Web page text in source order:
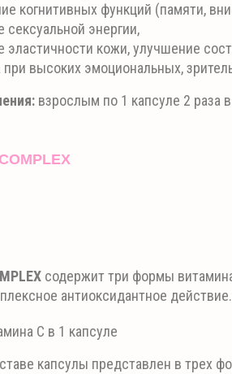
когнитивных функций (памяти,
сексуальной энергии,
кожи, улучшение
высоких эмоциональных,
взрослым по 1 капсуле 2
содержит три формы
антиоксидантное действие.
С в 1 капсуле
капсулы представлен в трех